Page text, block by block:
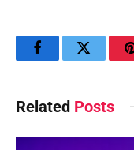
FacebookTwitter
Related Posts